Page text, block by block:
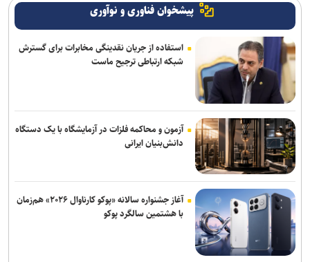
پیشخوان فناوری و نوآوری
استفاده از جریان نقدینگی مخابرات برای گسترش
شبکه ارتباطی ترجیح ماست
آزمون و محاکمه فلزات در آزمایشگاه با یک دستگاه
دانش‌بنیان ایرانی
آغاز جشنواره سالانه «پوکو کارناوال ۲۰۲۶» هم‌زمان
با هشتمین سالگرد پوکو